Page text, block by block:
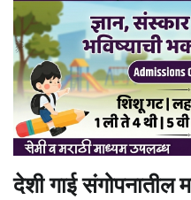
देशी गाई संगोपनातील